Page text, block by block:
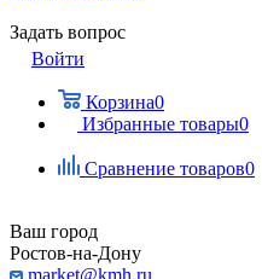
Задать вопрос
Войти
Корзина0
Избранные товары0
Сравнение товаров0
Ваш город
Ростов-на-Дону
market@kmh.ru